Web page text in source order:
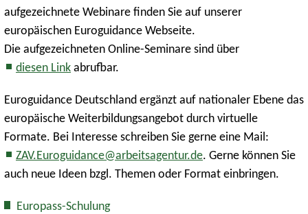
aufgezeichnete Webinare finden Sie auf unserer
europäischen Euroguidance Webseite.
Die aufgezeichneten Online-Seminare sind über
diesen Link abrufbar.
Euroguidance Deutschland ergänzt auf nationaler Ebene das
europäische Weiterbildungsangebot durch virtuelle
Formate. Bei Interesse schreiben Sie gerne eine Mail:
ZAV.Euroguidance@arbeitsagentur.de. Gerne können Sie
auch neue Ideen bzgl. Themen oder Format einbringen.
Europass-Schulung